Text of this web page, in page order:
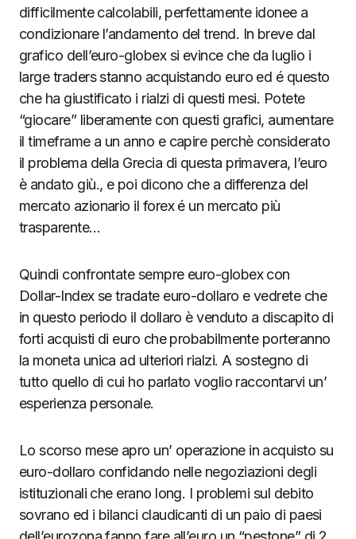
difficilmente calcolabili, perfettamente idonee a
condizionare l’andamento del trend. In breve dal
grafico dell’euro-globex si evince che da luglio i
large traders stanno acquistando euro ed é questo
che ha giustificato i rialzi di questi mesi. Potete
“giocare” liberamente con questi grafici, aumentare
il timeframe a un anno e capire perchè considerato
il problema della Grecia di questa primavera, l’euro
è andato giù., e poi dicono che a differenza del
mercato azionario il forex é un mercato più
trasparente…
Quindi confrontate sempre euro-globex con
Dollar-Index se tradate euro-dollaro e vedrete che
in questo periodo il dollaro è venduto a discapito di
forti acquisti di euro che probabilmente porteranno
la moneta unica ad ulteriori rialzi. A sostegno di
tutto quello di cui ho parlato voglio raccontarvi un’
esperienza personale.
Lo scorso mese apro un’ operazione in acquisto su
euro-dollaro confidando nelle negoziazioni degli
istituzionali che erano long. I problemi sul debito
sovrano ed i bilanci claudicanti di un paio di paesi